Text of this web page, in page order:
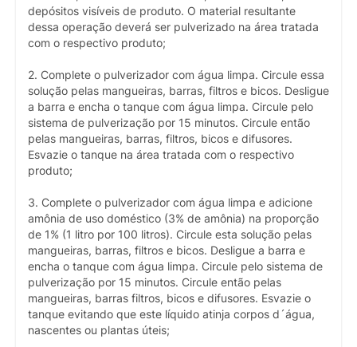
depósitos visíveis de produto. O material resultante
dessa operação deverá ser pulverizado na área tratada
com o respectivo produto;
2. Complete o pulverizador com água limpa. Circule essa
solução pelas mangueiras, barras, filtros e bicos. Desligue
a barra e encha o tanque com água limpa. Circule pelo
sistema de pulverização por 15 minutos. Circule então
pelas mangueiras, barras, filtros, bicos e difusores.
Esvazie o tanque na área tratada com o respectivo
produto;
3. Complete o pulverizador com água limpa e adicione
amônia de uso doméstico (3% de amônia) na proporção
de 1% (1 litro por 100 litros). Circule esta solução pelas
mangueiras, barras, filtros e bicos. Desligue a barra e
encha o tanque com água limpa. Circule pelo sistema de
pulverização por 15 minutos. Circule então pelas
mangueiras, barras filtros, bicos e difusores. Esvazie o
tanque evitando que este líquido atinja corpos d´água,
nascentes ou plantas úteis;